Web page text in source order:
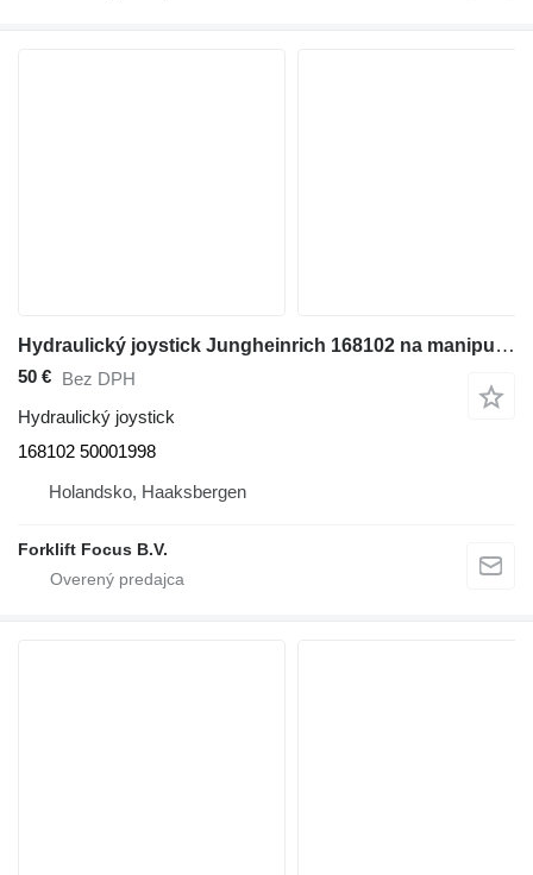
Hydraulický joystick Jungheinrich 168102 na manipulačnej techniky Jungheinrich
50 € Bez DPH
Hydraulický joystick
168102 50001998
Holandsko, Haaksbergen
Forklift Focus B.V.